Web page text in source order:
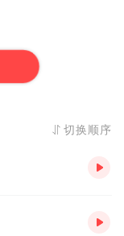
切换顺序